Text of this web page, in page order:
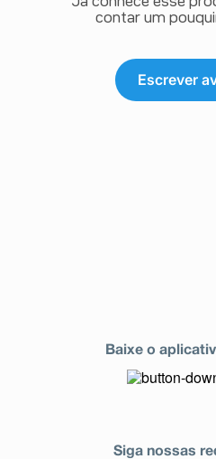
contar um
Escrever
Baixe o
Siga nossas